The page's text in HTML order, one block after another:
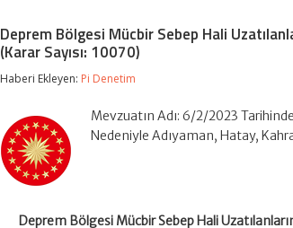
Deprem Bölgesi Mücbir Sebep Hali
(Karar Sayısı: 10070)
Haberi Ekleyen: Pi Denetim
Mevzuatın Adı: 6/2/2023
Nedeniyle Adıyaman, Hatay,
Deprem Bölgesi Mücbir Sebep Hali